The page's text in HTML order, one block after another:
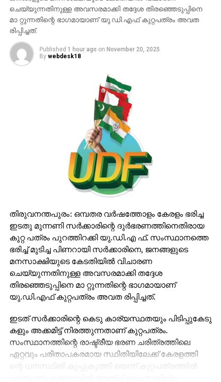
സുരക്ഷിതമായ തൊഴിലിടങ്ങളോ ന്യായമായ
അവകാശങ്ങളോ ഇല്ലാതെയാണ് ജീവിക്കുന്നത്.
തുച്ചമായ 300 ദിവസവേതനത്തില്‍ അന്നന്നത്തെ
അന്നത്തിനു വേണ്ടി പണിയെടുക്കുന്ന ഈ ഒരു കോടി
അഞ്ച് ലക്ഷം സാധാരണക്കാര്‍ ഒരു വശത്ത് ഉപ്പ് തൊട്ട്
കര്‍പ്പുരം വരെയുള്ള സാധനങ്ങള്‍ക്ക് കുതിച്ചുയരുന്ന
വിലക്കയറ്റം മൂലം ദുരിതമനുഭവിക്കുമ്പോഴാണ്,
മറുവശത്ത് കോടികളുടെ ധൂര്‍ത്തും ആഘോഷങ്ങളും
നടത്തുന്നത്. അടിസ്ഥാന സൗകര്യങ്ങളുടെ
അപര്യാപ്ത കാരണം ആശുപത്രി കെട്ടിടം ഇടിഞ്ഞു
വീണു മരിച്ച ബിന്ദുവിനെയും സെക്രട്ടേറിയേറ്റിന്
മുന്നില്‍ ദിവസങ്ങളോളം ഉച്ചവെയിലില്‍ സമരം ചെയ്ത
ആശാവര്‍ക്കര്‍മാരെയും പോലുള്ള ആയിരക്കണക്കിന്
സാധാരണക്കാര്‍ ദുരിതത്തിലായിരിക്കുമ്പോള്‍, ‘എന്റെ
തല, എന്റെ ഫിഗര്‍’ എന്ന മുഖ്യമന്ത്രിയുടെ
വ്യക്തിഗത പിആര്‍ കാബെയ്നുകള്‍ കേരളത്തിന്റെ
യഥാര്‍ത്ഥ ചിത്രം മറച്ചുവെക്കാനുള്ള ശ്രമം മാത്രമാണ്.
പിണറായി സര്‍ക്കാരിന്റെ പ്രഖ്യാപനങ്ങള്‍ പലപ്പോഴും
വമ്പന്‍ തലക്കെട്ടുകളായെങ്കിലും അവ
അവയുടെയെല്ലാം പരിണതഫലം പൂജ്യമായിരുന്നു.
2016-ല്‍ അധികാര മേറ്റയുടന്‍ പ്രഖ്യാപിച്ച ഗള്‍ഫില്‍
തൊഴില്‍ നഷ്ടപ്പെട്ടപെട്ട മലയാമലയാളികള്‍ക്ക്
ആറുമാസത്തെ ശമ്പളം നല്‍കുമെന്ന വാഗ്ദാനം ഇന്നുവ
ഒരെ ആര്‍ക്കും ല ലഭിച്ചിട്ടില്ല. കോവിഡ് കാലത്ത് ജോലി
നഷ്ടപ്പെട്ടവര്‍ക്ക് പോലും ഈ സഹായം എത്തി
എത്തിയില്ല. പ്രളയ രക്ഷാപ്രവര്‍ത്തനത്തില്‍
നിര്‍ണായക പങ്ക് വഹിച്ച മത്സ്യത്തൊലാളികളെ
‘കേരളത്തിന്റെ സൈന്യം’ എന്ന് വിശേഷിപ്പിച്ചെങ്കിലും,
അവര്‍ക്ക് നല്‍ നല്‍കാനുള്ള രക്ഷാപ്രവര്‍ത്തന ഫ്യൂല്‍
ചെയ്യുന്നതിനുള്ള അവസരമാക്കി തദ്ദേശ തിരഞ്ഞെടുപ്പിനെ
മാ റ്റുന്നതിന്റെ ഭാഗമായാണ് യു.ഡി.എഫ് കുറ്റപത്രം അവത
രിപ്പിച്ചത്.
Published 1 hour ago on November 20, 2025
By webdesk18
തിരുവനന്തപുരം: ഒമ്പതര വര്‍ഷത്തോളം കേരളം ഭരിച്ച
ഇടതു മുന്നണി സര്‍ക്കാരിന്റെ ദുര്‍ഭരണത്തിനെതിരായ
കുറ്റ പത്രം പുറത്തിറക്കി യു.ഡി.എ ഫ്. സംസ്ഥാനത്തെ
ഭരിച്ച് മുടിച്ച പിണറായി സര്‍ക്കാരിനെ, ജനങ്ങളുടെ
മനസാക്ഷിയുടെ കേടതിയില്‍ വിചാരണ
ചെയ്യുന്നതിനുള്ള അവസരമാക്കി തദ്ദേശ
തിരഞ്ഞെടുപ്പിനെ മാ റ്റുന്നതിന്റെ ഭാഗമായാണ്
യു.ഡി.എഫ് കുറ്റപത്രം അവത രിപ്പിച്ചത്.
ഇടത് സര്‍ക്കാരിന്റെ കെടു കാര്യസ്ഥതയും പിടിപ്പുകേടു
കളും അക്കമിട്ട് നിരത്തുന്നതാണ് കുറ്റപത്രം.
സംസ്ഥാനത്തിന്റെ രാഷ്ട്രീയ ഭരണ ചരിത്രത്തിലെ
ഏറ്റവും പരിതാപകരമായ സ്ഥിതിയിലേക്ക് കേരളത്തി
ന്റെ ധനസ്ഥിതി കൂപ്പുകുത്തി യെന്ന് കുറ്റപത്രത്തില്‍